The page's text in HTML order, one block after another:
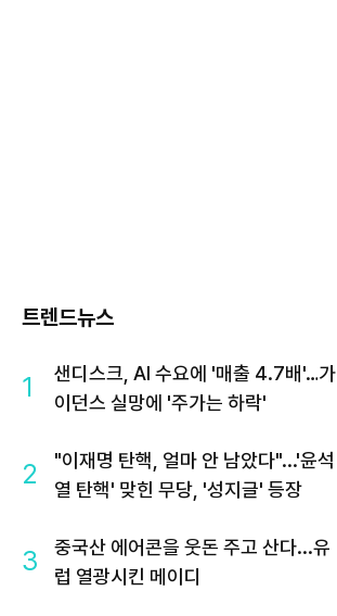
트렌드뉴스
1
샌디스크, AI 수요에 '매출 4.7배'…가
이던스 실망에 '주가는 하락'
2
"이재명 탄핵, 얼마 안 남았다"...'윤석
열 탄핵' 맞힌 무당, '성지글' 등장
3
중국산 에어콘을 웃돈 주고 산다...유
럽 열광시킨 메이디